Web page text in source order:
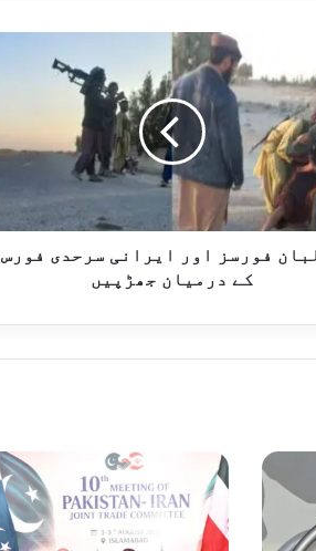
میں بھی کمی کا سلسلہ جاری
سونے کی قیمت کم ہو گئی
فورسز اور ایرانی سرحدی فورس
کے درمیان جھڑپیں